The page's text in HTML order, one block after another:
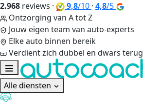
2.968 reviews · 9,8/10 · 4,8/5
Ontzorging van A tot Z
Jouw eigen team van auto-experts
Elke auto binnen bereik
Verdient zich dubbel en dwars terug
Alle diensten